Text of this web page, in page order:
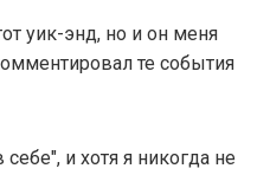
уик-энд, но и он меня
те события
и хотя я никогда не